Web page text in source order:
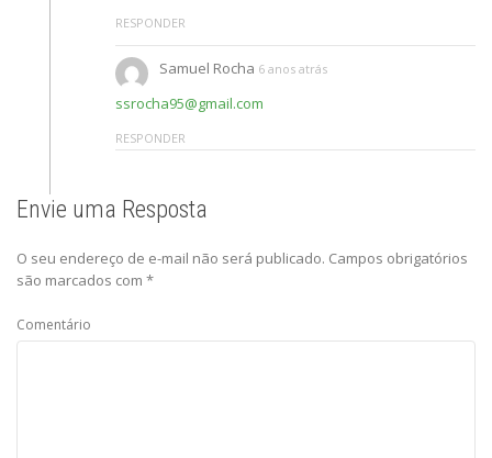
RESPONDER
Samuel Rocha 6 anos atrás
ssrocha95@gmail.com
RESPONDER
Envie uma Resposta
O seu endereço de e-mail não será publicado. Campos obrigatórios
são marcados com *
Comentário